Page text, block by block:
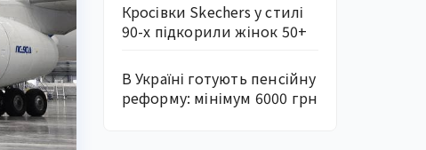
Кросівки Skechers у стилі
90-х підкорили жінок 50+
В Україні готують пенсійну
реформу: мінімум 6000 грн